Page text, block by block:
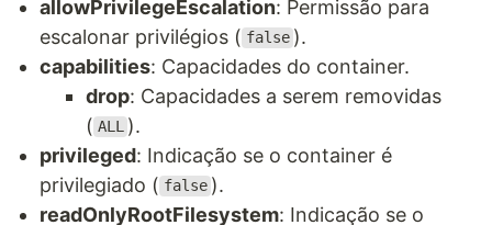
allowPrivilegeEscalation: Permissão para
escalonar privilégios ( false ).
capabilities: Capacidades do container.
drop: Capacidades a serem removidas
( ALL ).
privileged: Indicação se o container é
privilegiado ( false ).
readOnlyRootFilesystem: Indicação se o